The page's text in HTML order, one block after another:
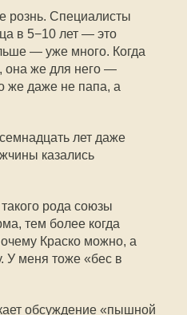
рознь. Специалисты
в 5−10 лет — это
— уже много. Когда
она же для него —
же даже не папа, а
лет даже
казались
рода союзы
тем более когда
Краско можно, а
У меня тоже «бес в
обсуждение «пышной